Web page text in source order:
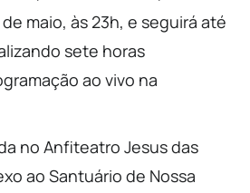
maio, às 23h, e seguirá até
sete horas
ao vivo na
no Anfiteatro Jesus das
ao Santuário de Nossa